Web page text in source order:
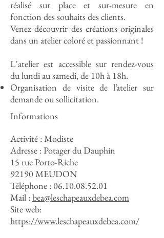
réalisé sur place et sur-mesure en
fonction des souhaits des clients.
Venez découvrir des créations originales
dans un atelier coloré et passionnant !
L'atelier est accessible sur rendez-vous
du lundi au samedi, de 10h à 18h.
Organisation de visite de l’atelier sur
demande ou sollicitation.
Informations
Activité : Modiste
Adresse : Potager du Dauphin
15 rue Porto-Riche
92190 MEUDON
Téléphone :06.10.08.52.01
Mail :bea@leschapeauxdebea.com
Site web:
https://www.leschapeauxdebea.com/